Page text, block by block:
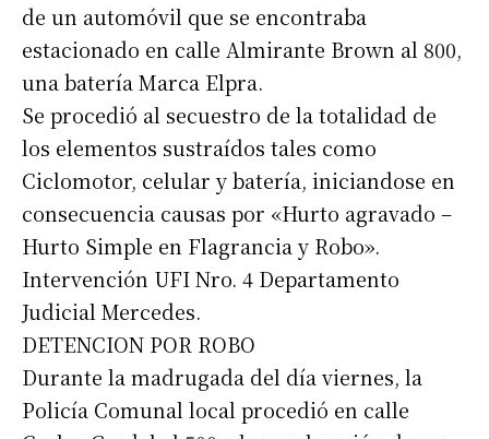
de un automóvil que se encontraba
estacionado en calle Almirante Brown al 800,
una batería Marca Elpra.
Se procedió al secuestro de la totalidad de
los elementos sustraídos tales como
Ciclomotor, celular y batería, iniciandose en
consecuencia causas por «Hurto agravado –
Hurto Simple en Flagrancia y Robo».
Intervención UFI Nro. 4 Departamento
Judicial Mercedes.
DETENCION POR ROBO
Durante la madrugada del día viernes, la
Policía Comunal local procedió en calle